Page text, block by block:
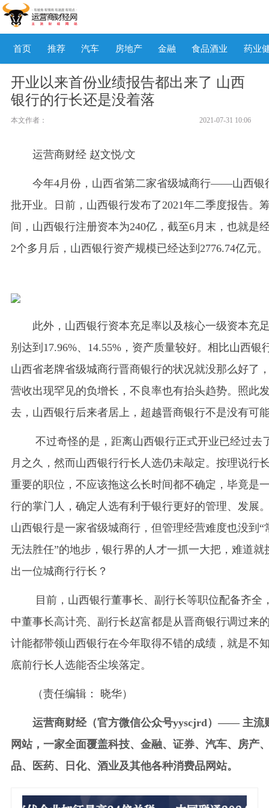
首页 推荐 汽车 房地产 金融 食品酒业 药业
开业以来首份业绩报告都出来了 山西
银行的行长还是没着落
本文作者： 2021-07-31 10:06
运营商财经 赵文悦/文
今年4月份，山西省第二家省级城商行——山西银
批开业。日前，山西银行发布了2021年二季度报告。
间，山西银行注册资本为240亿，截至6月末，也就是
2个多月后，山西银行资产规模已经达到2776.74亿元。
此外，山西银行资本充足率以及核心一级资本充
别达到17.96%、14.55%，资产质量较好。相比山西银
山西省老牌省级城商行晋商银行的状况就没那么好了
营收出现罕见的负增长，不良率也有抬头趋势。照此
去，山西银行后来者居上，超越晋商银行不是没有可
不过奇怪的是，距离山西银行正式开业已经过去
月之久，然而山西银行行长人选仍未敲定。按理说行
重要的职位，不应该拖这么长时间都不确定，毕竟是
行的掌门人，确定人选有利于银行更好的管理、发展
山西银行是一家省级城商行，但管理经营难度也没到“
无法胜任”的地步，银行界的人才一抓一大把，难道就
出一位城商行行长？
目前，山西银行董事长、副行长等职位配备齐全
中董事长高计亮、副行长赵富都是从晋商银行调过来
计能都带领山西银行在今年取得不错的成绩，就是不
底前行长人选能否尘埃落定。
（责任编辑： 晓华）
运营商财经（官方微信公众号yyscjrd）—— 主流
网站，一家全面覆盖科技、金融、证券、汽车、房产
品、医药、日化、酒业及其他各种消费品网站。